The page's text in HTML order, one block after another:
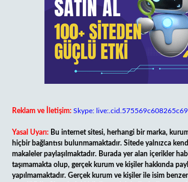
Reklam ve İletişim: Skype: live:.cid.575569c608265c69
Yasal Uyarı: Bu internet sitesi, herhangi bir marka,
hiçbir bağlantısı bulunmamaktadır. Sitede yalnızca kendi
makaleler paylaşılmaktadır. Burada yer alan içerikler
taşımamakta olup, gerçek kurum ve kişiler hakkında
yapılmamaktadır. Gerçek kurum ve kişiler ile isim